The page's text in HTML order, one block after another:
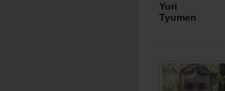
Yuri
Tyumen